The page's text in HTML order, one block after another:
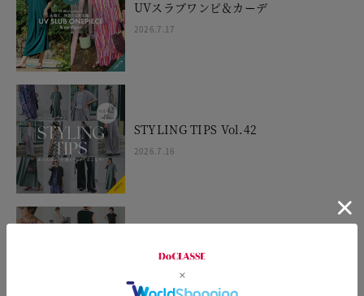
UVスラブワンピ＆カーデ
2026.7.17
STYLING TIPS Vol.42
2026.7.16
STYLING TIPS Vol.41